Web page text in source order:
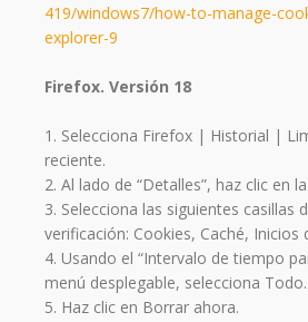
419/windows7/how-to-manage-
explorer-9
Firefox. Versión 18
1. Selecciona Firefox | Historial |
reciente.
2. Al lado de “Detalles”, haz clic en
3. Selecciona las siguientes casillas
verificación: Cookies, Caché, Inicios
4. Usando el “Intervalo de tiempo
menú desplegable, selecciona Todo.
5. Haz clic en Borrar ahora.